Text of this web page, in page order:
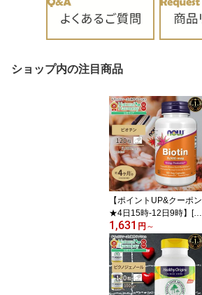
ショップ内の注目商品
【ポイントUP&クーポン
★4日15時-12日9時】[美
容をトータルサポート♪]
ナウフーズ ビオチン サ
プリメント 5000mcg 12
0粒 NOW Foods Biotin
ベジカプセル ビタミンH
120日分 単品 セット 健
1,631 円 ～